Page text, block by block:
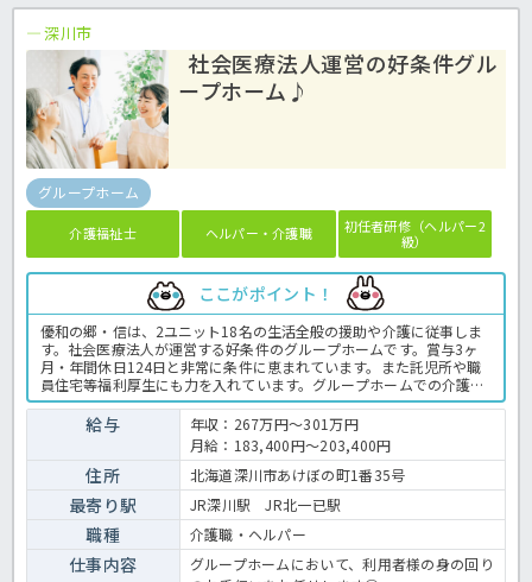
深川市
社会医療法人運営の好条件グル
ープホーム♪
グループホーム
介護福祉士 ヘルパー・介護職
初任者研修（ヘルパー2
級）
ここがポイント！
優和の郷・信は、2ユニット18名の生活全般の援助や介護に従事しま
す。社会医療法人が運営する好条件のグループホームです。賞与3ヶ
月・年間休日124日と非常に条件に恵まれています。また託児所や職
員住宅等福利厚生にも力を入れています。グループホームでの介護業
務全般です。 ＜介護職 正職員 グループホームの求人＞
給与
年収：267万円～301万円
月給：183,400円～203,400円
住所 北海道深川市あけぼの町1番35号
最寄り駅 JR深川駅 JR北一已駅
職種 介護職・ヘルパー
仕事内容
グループホームにおいて、利用者様の身の回り